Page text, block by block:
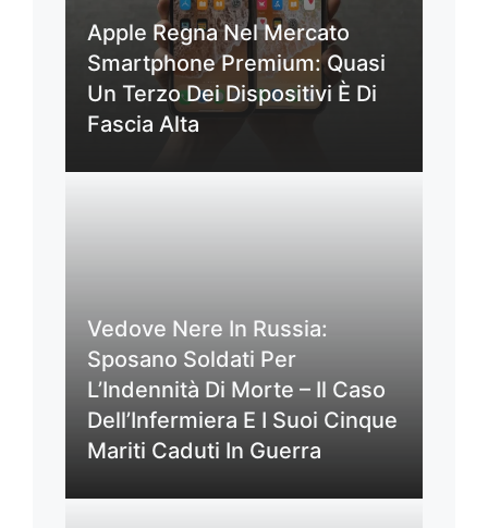
Apple Regna Nel Mercato
Smartphone Premium: Quasi
Un Terzo Dei Dispositivi È Di
Fascia Alta
Vedove Nere In Russia:
Sposano Soldati Per
L’Indennità Di Morte – Il Caso
Dell’Infermiera E I Suoi Cinque
Mariti Caduti In Guerra